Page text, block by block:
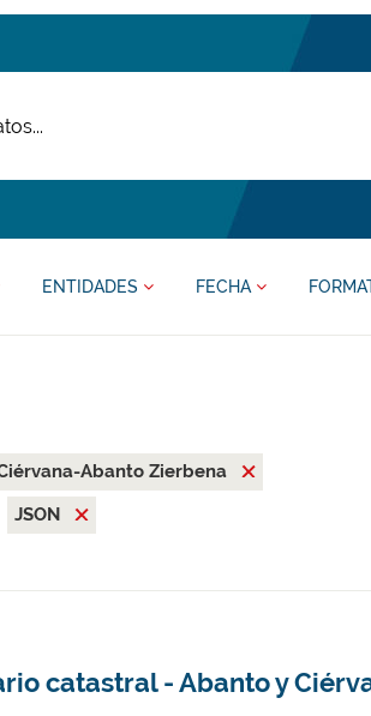
ENTIDADES FECHA
Abanto Zierbena
JSON
catastral - Abanto y